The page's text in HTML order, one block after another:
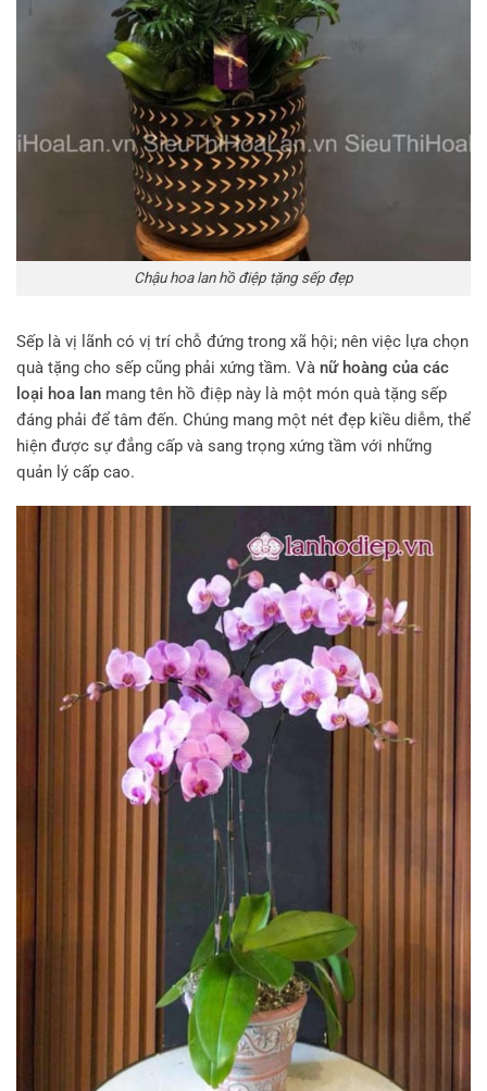
Chậu hoa lan hồ điệp tặng sếp đẹp
Sếp là vị lãnh có vị trí chỗ đứng trong xã hội; nên việc lựa chọn
quà tặng cho sếp cũng phải xứng tầm. Và nữ hoàng của các
loại hoa lan mang tên hồ điệp này là một món quà tặng sếp
đáng phải để tâm đến. Chúng mang một nét đẹp kiều diễm, thể
hiện được sự đẳng cấp và sang trọng xứng tầm với những
quản lý cấp cao.